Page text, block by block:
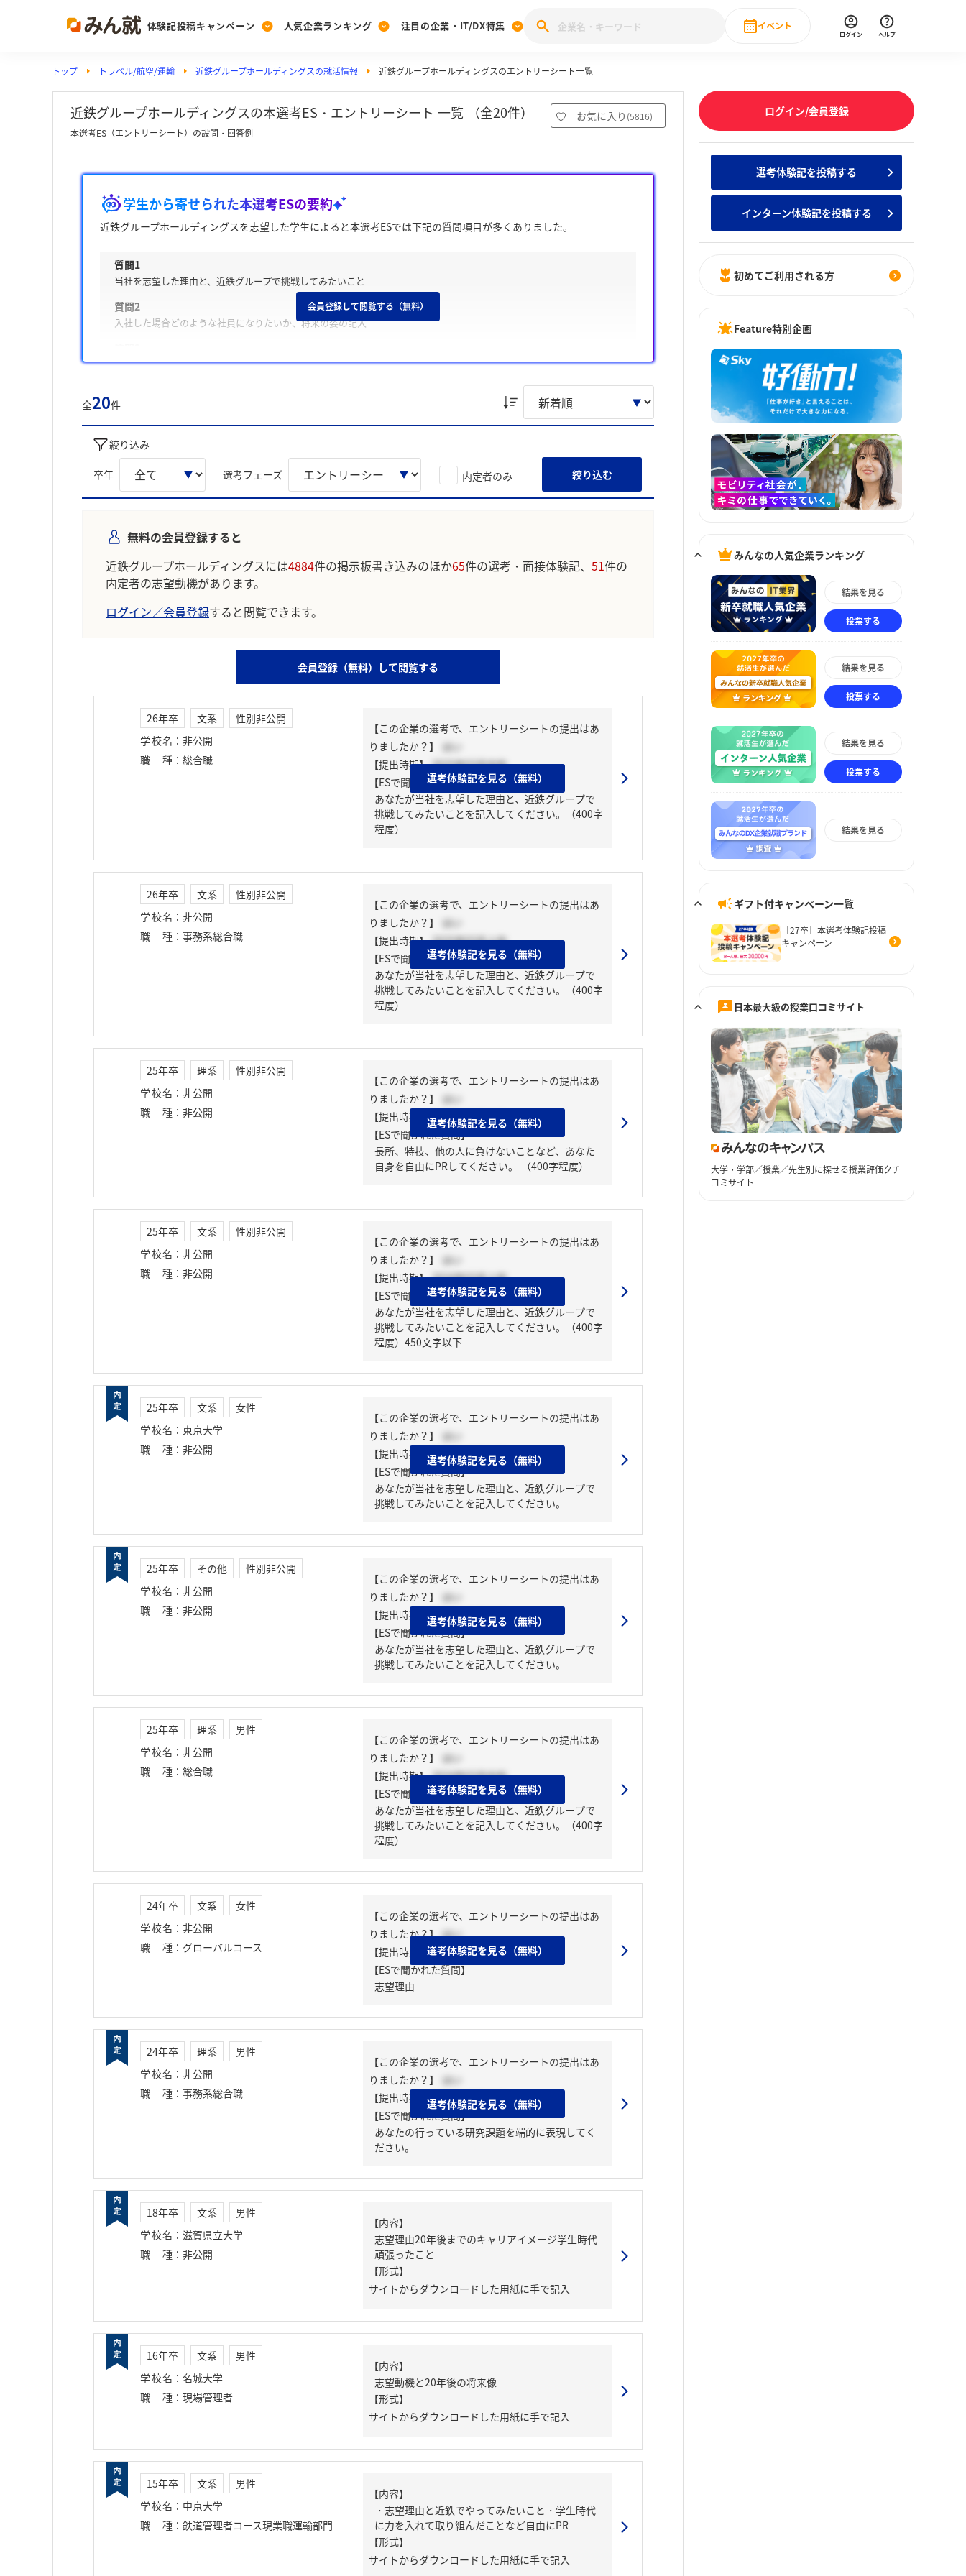
体験記投稿キャンペーン
Post
投稿する
[27卒] 本選考体験記投稿キャンペーン
人気企業ランキング
Ranking
ランキングを見る
みんなのDX企業就職ブランド調査
Vote みんなのIT業界新卒就職人気企業ランキング みんなの新卒就職人気企業ランキング みんなのインターン人気企業ランキ
注目の企業・IT/DX特集
PickUp
注目の企業特集
28卒 IT・DX現場社員インタビュー
動画で知ろう！業界・企業研究
イベント
直近のイベント一覧
ログイン ヘルプ
トップ トラベル/航空/運輸 近鉄グループホールディングスの就活情報 近鉄グループホールディングスのエントリーシート一覧
近鉄グループホールディングスの本選考ES・エントリーシート 一覧 （全20件） お気に入り (5816)
本選考ES（エントリーシート）の設問・回答例
学生から寄せられた本選考ESの要約
近鉄グループホールディングスを志望した学生によると本選考ESでは下記の質問項目が多くありました。
質問1
当社を志望した理由と、近鉄グループで挑戦してみたいこと
質問2
入社した場合どのような社員になりたいか、将来の姿の記入
長所・特技・他の人に負けないことの自己PR
き込み」について回答に含める傾向が多く見られました。
※AIを使用し、過去3年間のユーザー投稿を要約しています。実際のユーザの投稿は下記の一覧からご確認ください。
会員登録して閲覧する（無料）
全20件
絞り込み
卒年 選考フェーズ 内定者のみ 絞り込む
無料の会員登録すると
近鉄グループホールディングスには4884件の掲示板書き込みのほか65件の選考・面接体験記、 51件の
内定者の志望動機があります。
ログイン／会員登録すると閲覧できます。
会員登録（無料）して閲覧する
26年卒 文系
性別非公開
学校名 ： 非公開
職種 ： 総合職
【この企業の選考で、エントリーシートの提出はあ
りましたか？】
はい
【提出時期】 2025年03月中旬
【ESで聞かれた質問】
あなたが当社を志望した理由と、近鉄グループで
挑戦してみたいことを記入してください。（400字
程度）
選考体験記を見る（無料）
26年卒 文系
性別非公開
学校名 ： 非公開
職種 ： 事務系総合職
【この企業の選考で、エントリーシートの提出はあ
りましたか？】
はい
【提出時期】 2025年03月上旬
【ESで聞かれた質問】
あなたが当社を志望した理由と、近鉄グループで
挑戦してみたいことを記入してください。（400字
程度）
選考体験記を見る（無料）
25年卒 理系
性別非公開
学校名 ： 非公開
職種 ： 非公開
【この企業の選考で、エントリーシートの提出はあ
りましたか？】
はい
【提出時期】 2024年02月中旬
【ESで聞かれた質問】
長所、特技、他の人に負けないことなど、あなた
自身を自由にPRしてください。 （400字程度）
選考体験記を見る（無料）
25年卒 文系
性別非公開
学校名 ： 非公開
職種 ： 非公開
【この企業の選考で、エントリーシートの提出はあ
りましたか？】
はい
【提出時期】 2024年03月上旬
【ESで聞かれた質問】
あなたが当社を志望した理由と、近鉄グループで
挑戦してみたいことを記入してください。（400字
程度）450文字以下
選考体験記を見る（無料）
25年卒 文系
女性
学校名 ： 東京大学
職種 ： 非公開
【この企業の選考で、エントリーシートの提出はあ
りましたか？】
はい
【提出時期】 2024年03月上旬
【ESで聞かれた質問】
あなたが当社を志望した理由と、近鉄グループで
挑戦してみたいことを記入してください。
選考体験記を見る（無料）
25年卒 その他
性別非公開
学校名 ： 非公開
職種 ： 非公開
【この企業の選考で、エントリーシートの提出はあ
りましたか？】
はい
【提出時期】 2024年02月中旬
【ESで聞かれた質問】
あなたが当社を志望した理由と、近鉄グループで
挑戦してみたいことを記入してください。
選考体験記を見る（無料）
25年卒 理系
男性
学校名 ： 非公開
職種 ： 総合職
【この企業の選考で、エントリーシートの提出はあ
りましたか？】
はい
【提出時期】 2024年03月中旬
【ESで聞かれた質問】
あなたが当社を志望した理由と、近鉄グループで
挑戦してみたいことを記入してください。（400字
程度）
選考体験記を見る（無料）
24年卒 文系
女性
学校名 ： 非公開
職種 ： グローバルコース
【この企業の選考で、エントリーシートの提出はあ
りましたか？】 はい
【提出時期】 2023年03月下旬
【ESで聞かれた質問】
志望理由
選考体験記を見る（無料）
24年卒 理系
男性
学校名 ： 非公開
職種 ： 事務系総合職
【この企業の選考で、エントリーシートの提出はあ
りましたか？】
はい
【提出時期】 2023年03月中旬
【ESで聞かれた質問】
あなたの行っている研究課題を端的に表現してく
ださい。
選考体験記を見る（無料）
18年卒 文系
男性
学校名 ： 滋賀県立大学
職種 ： 非公開
【内容】
志望理由20年後までのキャリアイメージ学生時代
頑張ったこと
【形式】
サイトからダウンロードした用紙に手で記入
16年卒 文系
男性
学校名 ： 名城大学
職種 ： 現場管理者
【内容】
志望動機と20年後の将来像
【形式】
サイトからダウンロードした用紙に手で記入
15年卒 文系
男性
学校名 ： 中京大学
職種 ： 鉄道管理者コース現業職運輸部門
【内容】
・志望理由と近鉄でやってみたいこと・学生時代
に力を入れて取り組んだことなど自由にPR
【形式】
サイトからダウンロードした用紙に手で記入
ログイン/会員登録
選考体験記を投稿する
インターン体験記を投稿する
初めてご利用される方
Feature特別企画
みんなの人気企業ランキング
結果を見る
投票する
結果を見る
投票する
結果を見る
投票する
結果を見る
ギフト付キャンペーン一覧
［27卒］本選考体験記投稿
キャンペーン
日本最大級の授業口コミサイト
大学・学部／授業／先生別に探せる授業評価クチ
コミサイト